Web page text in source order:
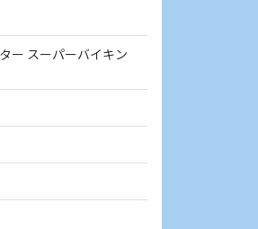
ー スーパーバイキン